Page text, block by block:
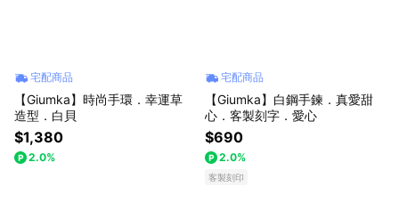
宅配商品
【Giumka】時尚手環．幸運草
造型．白貝
$1,380
2.0%
宅配商品
【Giumka】白鋼手鍊．真愛甜
心．客製刻字．愛心
$690
2.0%
客製刻印